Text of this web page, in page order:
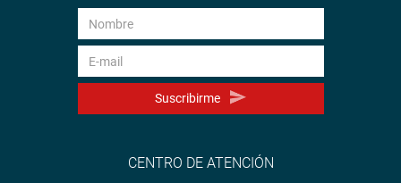
Suscribirme
CENTRO DE ATENCIÓN